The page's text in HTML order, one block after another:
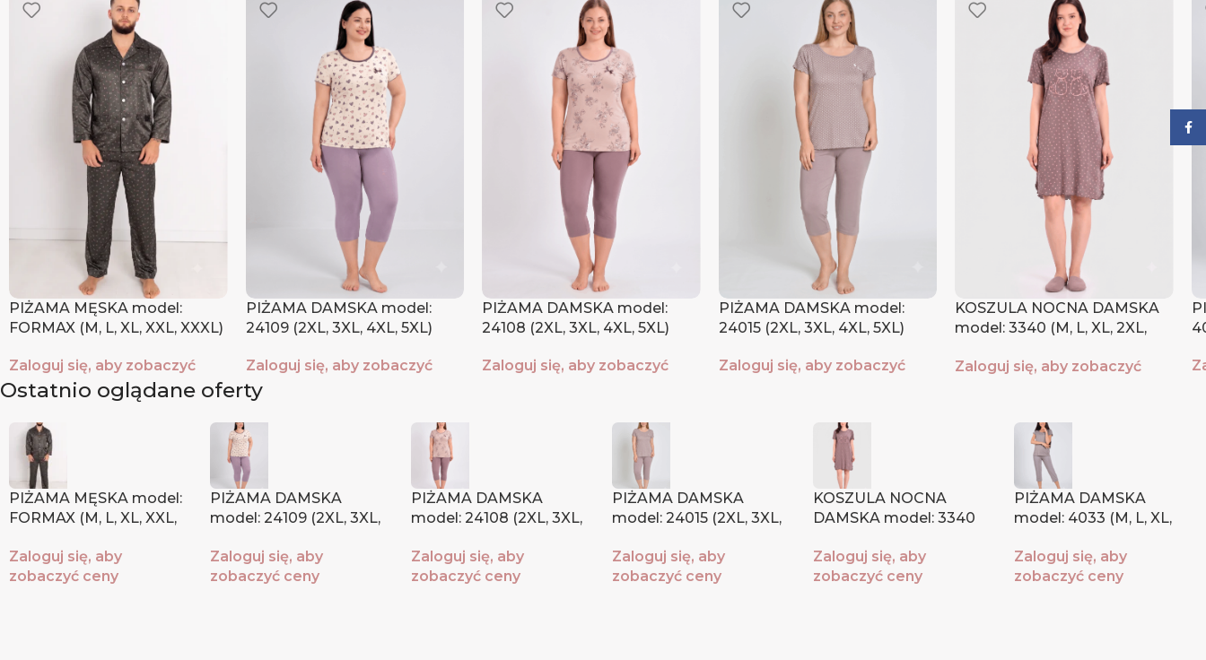
PIŻAMA MĘSKA model:
FORMAX (M, L, XL, XXL, XXXL)
Zaloguj się, aby zobaczyć
ceny
PIŻAMA DAMSKA model:
24109 (2XL, 3XL, 4XL, 5XL)
Zaloguj się, aby zobaczyć
ceny
PIŻAMA DAMSKA model:
24108 (2XL, 3XL, 4XL, 5XL)
Zaloguj się, aby zobaczyć
PIŻAMA DAMSKA model:
24015 (2XL, 3XL, 4XL, 5XL)
Zaloguj się, aby zobaczyć
KOSZULA NOCNA DAMSKA
model: 3340 (M, L, XL, 2XL,
Zaloguj się, aby zobaczyć
Ostatnio oglądane oferty
PIŻAMA MĘSKA model:
FORMAX (M, L, XL, XXL,
Zaloguj się, aby
zobaczyć ceny
PIŻAMA DAMSKA
model: 24109 (2XL, 3XL,
Zaloguj się, aby
zobaczyć ceny
PIŻAMA DAMSKA
model: 24108 (2XL, 3XL,
Zaloguj się, aby
zobaczyć ceny
PIŻAMA DAMSKA
model: 24015 (2XL, 3XL,
Zaloguj się, aby
zobaczyć ceny
KOSZULA NOCNA
DAMSKA model: 3340
Zaloguj się, aby
zobaczyć ceny
PIŻAMA DAMSKA
model: 4033 (M, L, XL,
Zaloguj się, aby
zobaczyć ceny